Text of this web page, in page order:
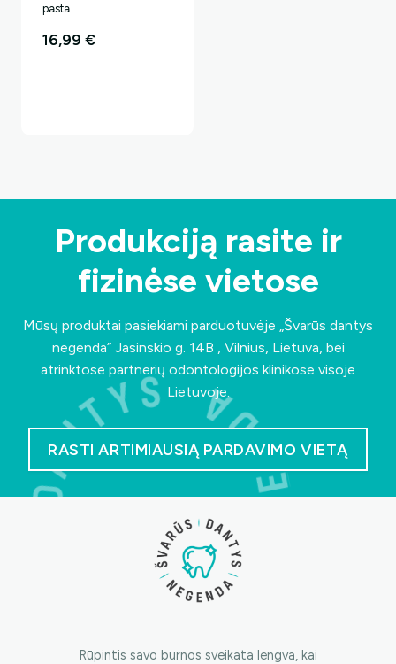
pasta
16,99€
Produkciją rasite ir
fizinėse vietose
Mūsų produktai pasiekiami parduotuvėje „Švarūs dantys
negenda” Jasinskio g. 14B , Vilnius, Lietuva , bei
atrinktose partnerių odontologijos klinikose visoje
Lietuvoje.
RASTI ARTIMIAUSIĄ PARDAVIMO VIETĄ
Rūpintis savo burnos sveikata lengva, kai